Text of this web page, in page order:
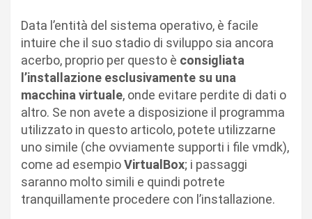
Data l’entità del sistema operativo, è facile
intuire che il suo stadio di sviluppo sia ancora
acerbo, proprio per questo è consigliata
l’installazione esclusivamente su una
macchina virtuale, onde evitare perdite di dati o
altro. Se non avete a disposizione il programma
utilizzato in questo articolo, potete utilizzarne
uno simile (che ovviamente supporti i file vmdk),
come ad esempioVirtualBox; i passaggi
saranno molto simili e quindi potrete
tranquillamente procedere con l’installazione.